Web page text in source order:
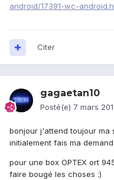
android/17391-wc-
Citer
gagaetan10
Posté(e) 7 mars
bonjour j'attend toujour ma
initialement fais ma
pour une box OPTEX ort
faire bougé les choses :)